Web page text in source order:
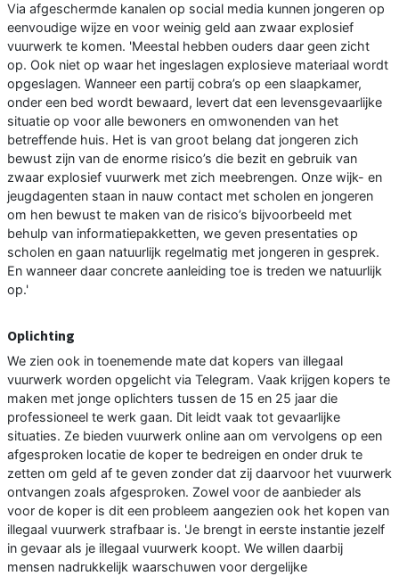
Via afgeschermde kanalen op social media kunnen jongeren op
eenvoudige wijze en voor weinig geld aan zwaar explosief
vuurwerk te komen. 'Meestal hebben ouders daar geen zicht
op. Ook niet op waar het ingeslagen explosieve materiaal wordt
opgeslagen. Wanneer een partij cobra’s op een slaapkamer,
onder een bed wordt bewaard, levert dat een levensgevaarlijke
situatie op voor alle bewoners en omwonenden van het
betreffende huis. Het is van groot belang dat jongeren zich
bewust zijn van de enorme risico’s die bezit en gebruik van
zwaar explosief vuurwerk met zich meebrengen. Onze wijk- en
jeugdagenten staan in nauw contact met scholen en jongeren
om hen bewust te maken van de risico’s bijvoorbeeld met
behulp van informatiepakketten, we geven presentaties op
scholen en gaan natuurlijk regelmatig met jongeren in gesprek.
En wanneer daar concrete aanleiding toe is treden we natuurlijk
op.'
Oplichting
We zien ook in toenemende mate dat kopers van illegaal
vuurwerk worden opgelicht via Telegram. Vaak krijgen kopers te
maken met jonge oplichters tussen de 15 en 25 jaar die
professioneel te werk gaan. Dit leidt vaak tot gevaarlijke
situaties. Ze bieden vuurwerk online aan om vervolgens op een
afgesproken locatie de koper te bedreigen en onder druk te
zetten om geld af te geven zonder dat zij daarvoor het vuurwerk
ontvangen zoals afgesproken. Zowel voor de aanbieder als
voor de koper is dit een probleem aangezien ook het kopen van
illegaal vuurwerk strafbaar is. 'Je brengt in eerste instantie jezelf
in gevaar als je illegaal vuurwerk koopt. We willen daarbij
mensen nadrukkelijk waarschuwen voor dergelijke